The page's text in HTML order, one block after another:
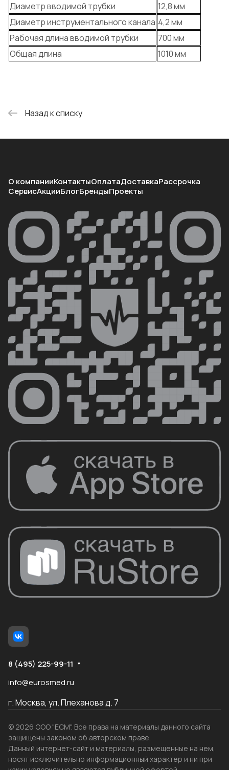
Диаметр вводимой трубки
12,8 мм
Диаметр инструментального канала 4,2 мм
Рабочая длина вводимой трубки
700 мм
Общая длина
1010 мм
Назад к списку
О компанииКонтактыОплатаДоставкаРассрочка
СервисАкцииБлогБрендыПроекты
8 (495) 225-99-11
info@eurosmed.ru
г. Москва, ул. Плеханова д. 7
© 2026 ООО "ЕСМ". Все права на материалы данного сайта
защищены законом об авторском праве.
Данный интернет-сайт и материалы, размещенные на нем,
носят исключительно информационный характер и ни при